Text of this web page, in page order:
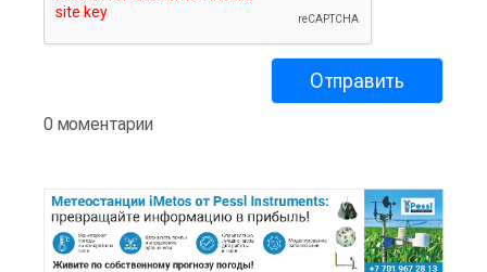
0 моментарии